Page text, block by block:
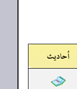
أحاديث